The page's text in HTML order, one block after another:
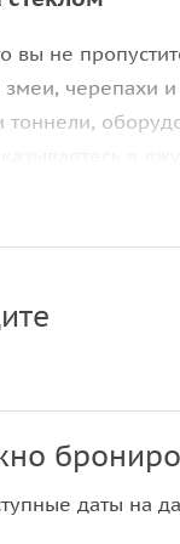
вы не
черепахи
и обезьяны.
Красного
два-три
даты на